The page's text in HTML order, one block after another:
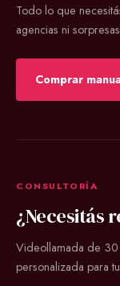
Todo lo que
agencias ni
Comprar
CONSULTORÍA
¿Necesitás
Videollamada de 30
personalizada para